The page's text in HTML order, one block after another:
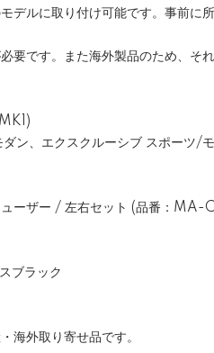
デルに取り付け可能です。事前に
要です。また海外製品のため、そ
ン、エクスクルーシブ スポーツ/
ューザー / 左右セット (品番：
ブラック
海外取り寄せ品です。